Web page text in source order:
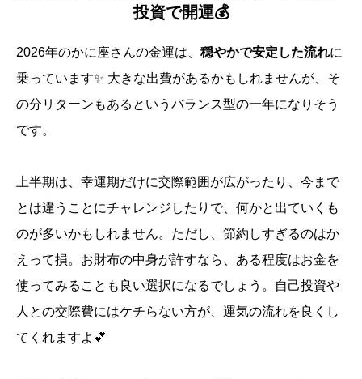
投資で開運💰
2026年のかに座さんの金運は、 穏やかで安定した流れに
乗っています✨ 大きな出費があるかもしれませんが、そ
の分リターンもあるというバランス型の一年になりそう
です。
上半期は、幸運期だけに交際範囲が広がったり、今まで
とは違うことにチャレンジしたりで、何かと出ていくも
のが多いかもしれません。ただし、節約しすぎるのはか
えって損。お財布の中身が許すなら、ある程度はお金を
使ってみることも良い選択になるでしょう。自己投資や
人との交際費にはケチらない方が、運気の流れを良くし
てくれますよ💕